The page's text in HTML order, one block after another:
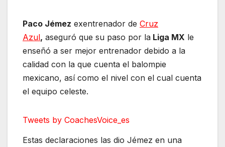
Paco Jémez exentrenador de Cruz
Azul, aseguró que su paso por la Liga MX le
enseñó a ser mejor entrenador debido a la
calidad con la que cuenta el balompie
mexicano, así como el nivel con el cual cuenta
el equipo celeste.
Tweets by CoachesVoice_es
Estas declaraciones las dio Jémez en una